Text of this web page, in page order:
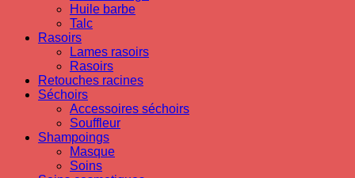
Huile barbe
Talc
Rasoirs
Lames rasoirs
Rasoirs
Retouches racines
Séchoirs
Accessoires séchoirs
Souffleur
Shampoings
Masque
Soins